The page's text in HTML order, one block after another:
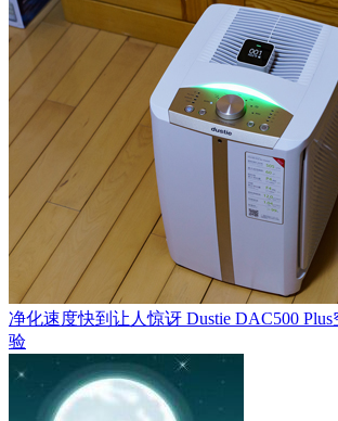
净化速度快到让人惊讶 Dustie DAC500
验